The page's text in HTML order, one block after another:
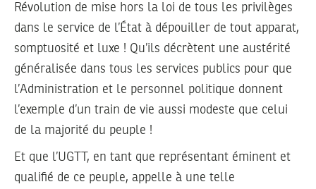
Révolution de mise hors la loi de tous les privilèges
dans le service de l’État à dépouiller de tout apparat,
somptuosité et luxe ! Qu’ils décrètent une austérité
généralisée dans tous les services publics pour que
l’Administration et le personnel politique donnent
l’exemple d’un train de vie aussi modeste que celui
de la majorité du peuple !
Et que l’UGTT, en tant que représentant éminent et
qualifié de ce peuple, appelle à une telle